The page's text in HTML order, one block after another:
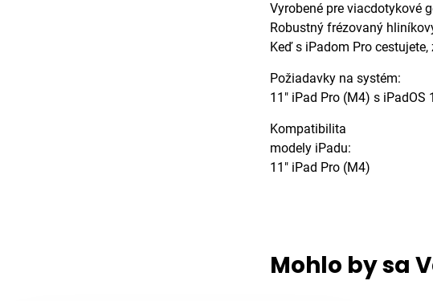
Vyrobené pre viacdotykové
Robustný frézovaný
Keď s iPadom Pro
Požiadavky na systém:
11" iPad Pro (M4) s iPadOS
Kompatibilita
modely iPadu:
11" iPad Pro (M4)
Mohlo by sa